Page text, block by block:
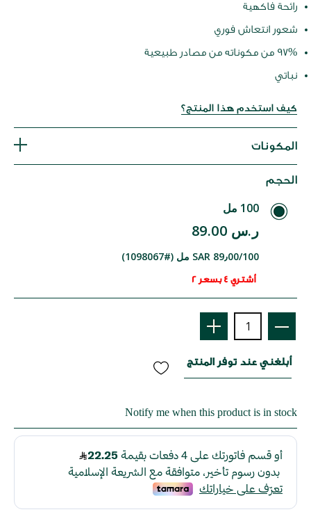
رائحة فاكهية
شعور انتعاش فوري
97% من مكوناته من مصادر طبيعية
نباتي
كيف استخدم هذا المنتج؟
المكونات
الحجم
100 مل
ر.س 89.00
SAR 89٫00/100 مل (#1098067)
أشتري 4 بسعر 2
أبلغني عند توفر المنتج
Notify me when this product is in stock